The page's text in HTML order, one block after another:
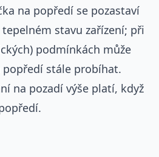
na popředí se pozastaví
tepelném stavu zařízení; při
podmínkách může
popředí stále probíhat.
na pozadí výše platí, když